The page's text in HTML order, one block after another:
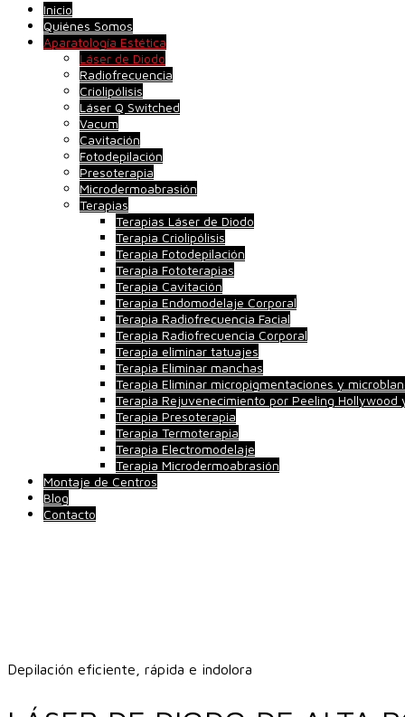
Inicio
Quiénes Somos
Aparatología Estética
Láser de Diodo
Radiofrecuencia
Criolipólisis
Láser Q Switched
Vacum
Cavitación
Fotodepilación
Presoterapia
Microdermoabrasión
Terapias
Terapias Láser de Diodo
Terapia Criolipólisis
Terapia Fotodepilación
Terapia Fototerapias
Terapia Cavitación
Terapia Endomodelaje Corporal
Terapia Radiofrecuencia Facial
Terapia Radiofrecuencia Corporal
Terapia eliminar tatuajes
Terapia Eliminar manchas
Terapia Eliminar micropigmentaciones y
Terapia Rejuvenecimiento por Peeling
Terapia Presoterapia
Terapia Termoterapia
Terapia Electromodelaje
Terapia Microdermoabrasión
Montaje de Centros
Blog
Contacto
Depilación eficiente, rápida e indolora